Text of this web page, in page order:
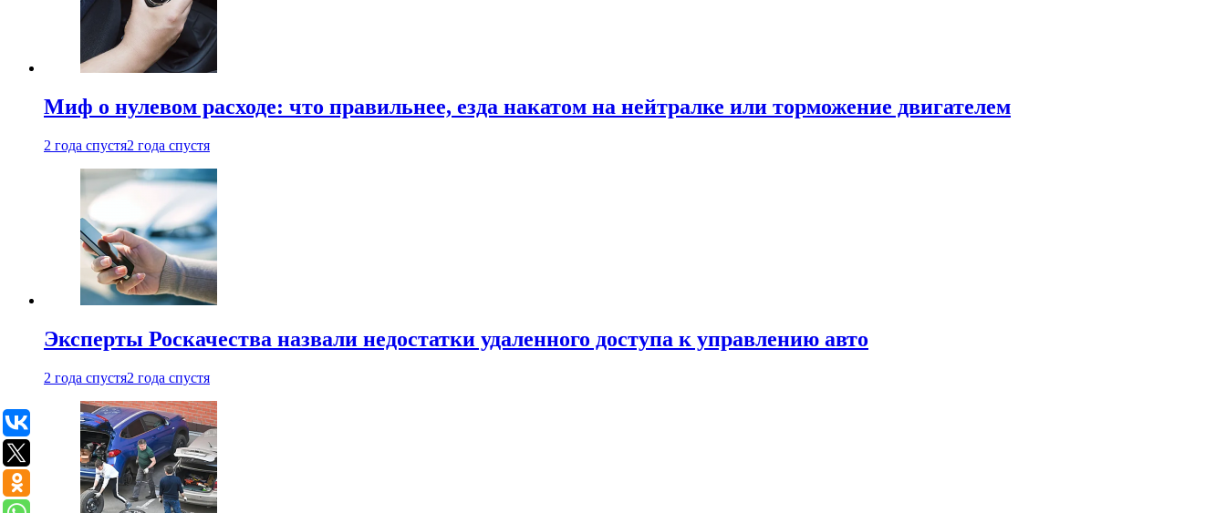
Миф о нулевом расходе: что правильнее, езда накатом на нейтралке или торможение двигателем
2 года спустя2 года спустя
Эксперты Роскачества назвали недостатки удаленного доступа к управлению авто
2 года спустя2 года спустя